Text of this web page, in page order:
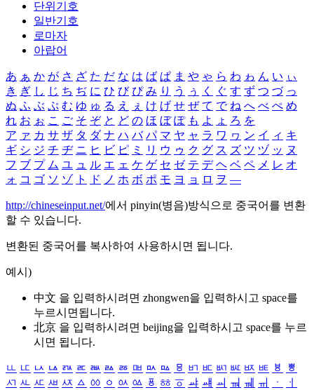
단위기호
일반기호
로마자
아랍어
あ ぁ か が さ ざ た だ な は ば ぱ ま や ゃ ら わ ゎ ん い ぃ
き ぎ し じ ち ぢ に ひ び ぴ み り う ぅ く ぐ す ず つ づ っ
ぬ ふ ぶ ぷ む ゆ ゅ る え ぇ け げ せ ぜ て で ね へ べ ぺ め
れ お ぉ こ ご そ ぞ と ど の ほ ぼ ぽ も よ ょ ろ を
ア ァ カ サ ザ タ ダ ナ ハ バ パ マ ヤ ャ ラ ワ ヮ ン イ ィ キ
ギ シ ジ チ ヂ ニ ヒ ビ ピ ミ リ ウ ゥ ク グ ス ズ ツ ヅ ッ ヌ
フ ブ プ ム ユ ュ ル エ ェ ケ ゲ セ ゼ テ デ ヘ ベ ペ メ レ オ
ォ コ ゴ ソ ゾ ト ド ノ ホ ボ ポ モ ヨ ョ ロ ヲ ―
http://chineseinput.net/에서 pinyin(병음)방식으로 중국어를 변환
할 수 있습니다.
변환된 중국어를 복사하여 사용하시면 됩니다.
예시)
中文 을 입력하시려면 zhongwen을 입력하시고 space를
누르시면됩니다.
北京 을 입력하시려면 beijing을 입력하시고 space를 누르
시면 됩니다.
ㅥ ㅦ ㅧ ㅨ ㅩ ㅪ ㅫ ㅬ ㅭ ㅮ ㅯ ㅰ ㅱ ㅲ ㅳ ㅴ ㅵ ㅶ ㅷ ㅸ
ㅹ
ㅺ ㅻ ㅼ ㅽ ㅾ ㅿ ㆀ ㆁ ㆂ ㆃ ㆄ ㆅ ㆆ ㆇ ㆈ ㆉ ㆊ ㆋ ㆌ ㆍ
ㆎ